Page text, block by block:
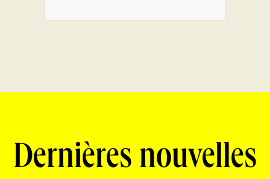
Dernières nouvelles